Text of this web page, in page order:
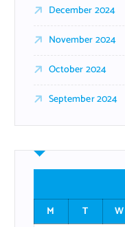
December 2024
November 2024
October 2024
September 2024
M
T W